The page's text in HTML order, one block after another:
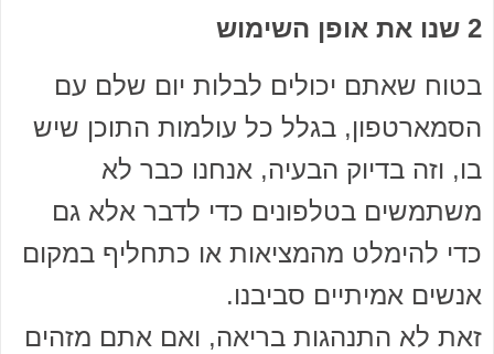
2 שנו את אופן השימוש
בטוח שאתם יכולים לבלות יום שלם עם
הסמארטפון, בגלל כל עולמות התוכן שיש
בו, וזה בדיוק הבעיה, אנחנו כבר לא
משתמשים בטלפונים כדי לדבר אלא גם
כדי להימלט מהמציאות או כתחליף במקום
אנשים אמיתיים סביבנו.
זאת לא התנהגות בריאה, ואם אתם מזהים